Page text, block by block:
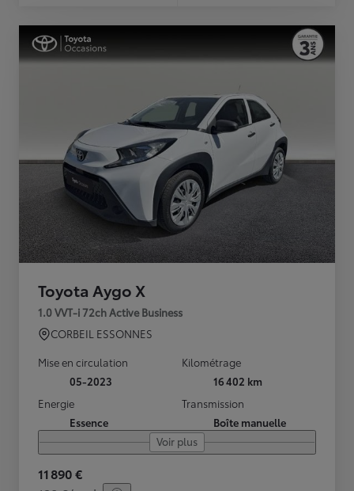
Toyota Aygo X
1.0 VVT-i 72ch Active Business
CORBEIL ESSONNES
Mise en circulation
05-2023
Kilométrage
16 402 km
Energie
Essence
Transmission
Boîte manuelle
Voir plus
11 890 €